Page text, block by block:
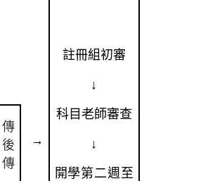
註冊組初審
↓
科目老師審查
↓
開學第二週至
→